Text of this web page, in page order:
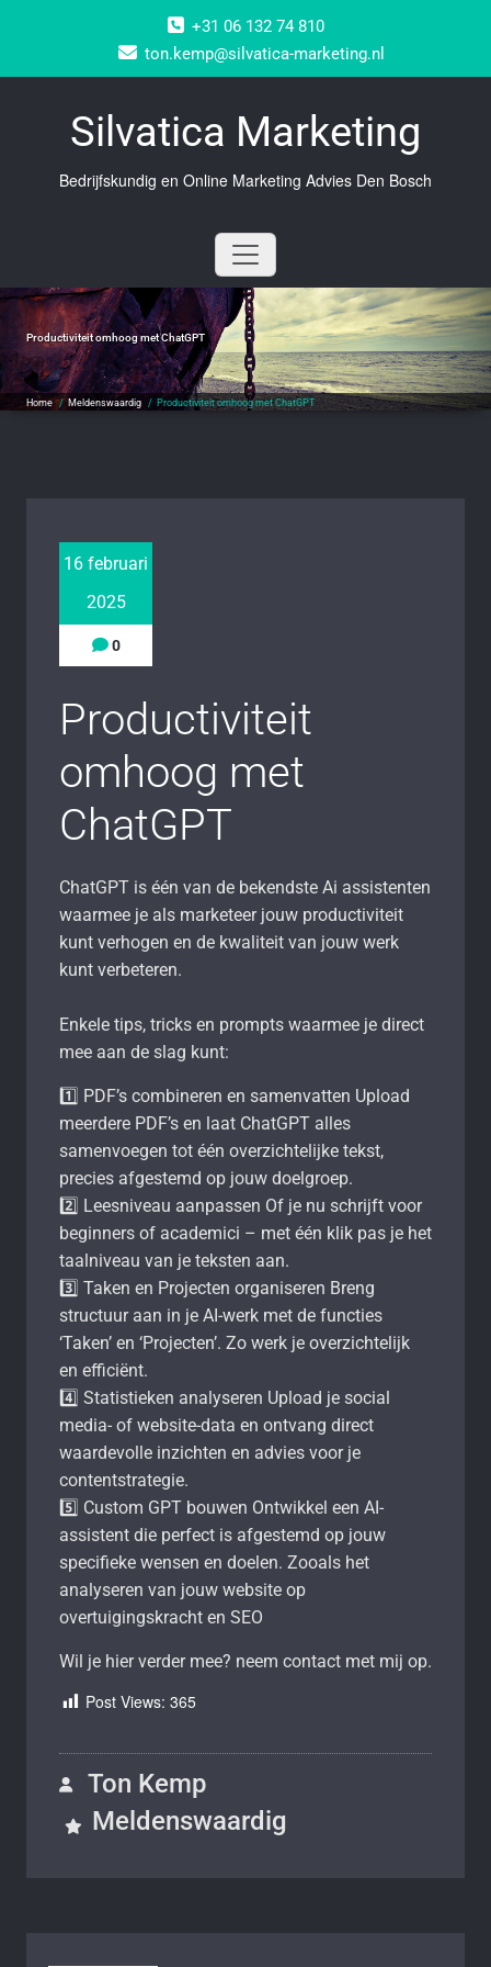
+31 06 132 74 810
ton.kemp@silvatica-marketing.nl
Silvatica Marketing
Bedrijfskundig en Online Marketing Advies Den Bosch
Productiviteit omhoog met ChatGPT
Home / Meldenswaardig / Productiviteit omhoog met ChatGPT
16 februari
2025
0
Productiviteit
omhoog met
ChatGPT
ChatGPT is één van de bekendste Ai assistenten
waarmee je als marketeer jouw productiviteit
kunt verhogen en de kwaliteit van jouw werk
kunt verbeteren.
Enkele tips, tricks en prompts waarmee je direct
mee aan de slag kunt:
1️⃣ PDF’s combineren en samenvatten Upload
meerdere PDF’s en laat ChatGPT alles
samenvoegen tot één overzichtelijke tekst,
precies afgestemd op jouw doelgroep.
2️⃣ Leesniveau aanpassen Of je nu schrijft voor
beginners of academici – met één klik pas je het
taalniveau van je teksten aan.
3️⃣ Taken en Projecten organiseren Breng
structuur aan in je AI-werk met de functies
‘Taken’ en ‘Projecten’. Zo werk je overzichtelijk
en efficiënt.
4️⃣ Statistieken analyseren Upload je social
media- of website-data en ontvang direct
waardevolle inzichten en advies voor je
contentstrategie.
5️⃣ Custom GPT bouwen Ontwikkel een AI-
assistent die perfect is afgestemd op jouw
specifieke wensen en doelen. Zooals het
analyseren van jouw website op
overtuigingskracht en SEO
Wil je hier verder mee? neem contact met mij op.
Post Views: 365
Ton Kemp
Meldenswaardig